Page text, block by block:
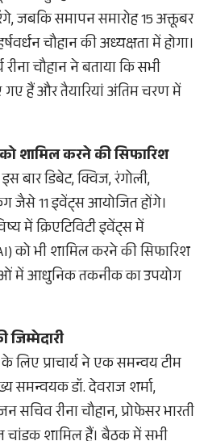
जबकि समापन समारोह 15 अक्तूबर
चौहान की अध्यक्षता में होगा।
चौहान ने बताया कि सभी
गए हैं और तैयारियां अंतिम चरण में
शामिल करने की सिफारिश
बार डिबेट, क्विज, रंगोली,
जैसे 11 इवेंट्स आयोजित होंगे।
में क्रिएटिविटी इवेंट्स में
को भी शामिल करने की सिफारिश
में आधुनिक तकनीक का उपयोग
प्राचार्य ने एक समन्वय टीम
समन्वयक डॉ. देवराज शर्मा,
रीना चौहान, प्रोफेसर भारती